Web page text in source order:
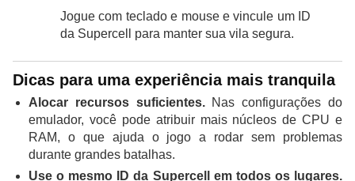
Jogue com teclado e mouse e vincule um ID
da Supercell para manter sua vila segura.
Dicas para uma experiência mais tranquila
Alocar recursos suficientes.Nas configurações do
emulador, você pode atribuir mais núcleos de CPU e
RAM, o que ajuda o jogo a rodar sem problemas
durante grandes batalhas.
Use o mesmo ID da Supercell em todos os lugares.